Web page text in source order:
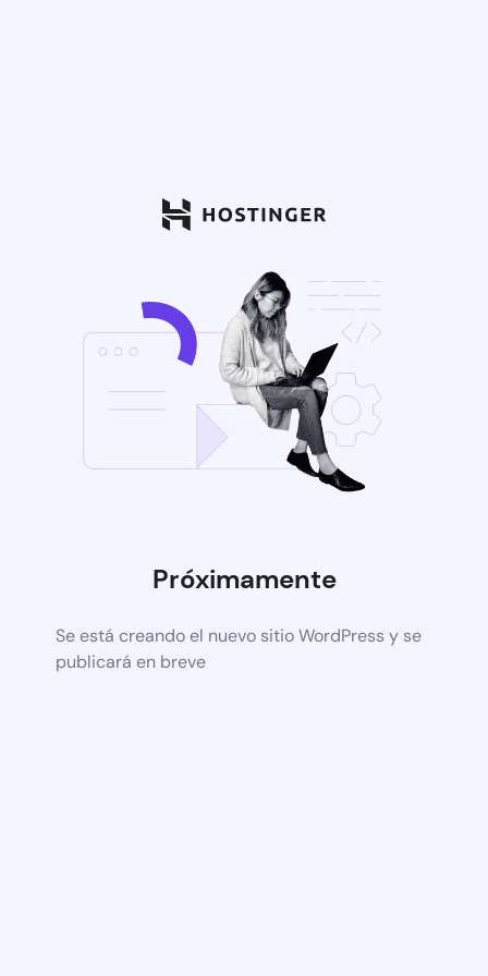
Próximamente
Se está creando el nuevo sitio WordPress y se
publicará en breve